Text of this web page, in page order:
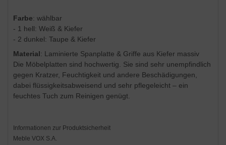
Farbe: wählbar
- 1 hell: Weiß & Kiefer
- 2 dunkel: Taupe & Kiefer
Material: L aminierte Spanplatte & Griffe aus Kiefer massiv
Die Möbelplatten sind hochwertig. Sie sind sehr unempfindlich
gegen Kratzer, Feuchtigkeit und andere Beschädigungen,
dabei flüssigkeitsabweisend und sehr pflegeleicht – ein
feuchtes Tuch zum Reinigen genügt.
Informationen zur Produktsicherheit
Meble VOX S.A.